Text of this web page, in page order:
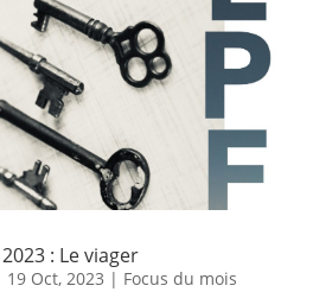
: Le viager
19 Oct, 2023 | Focus du mois